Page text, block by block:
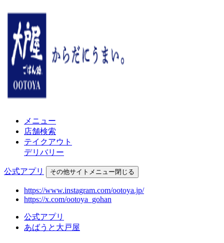
メニュー
店舗検索
テイクアウト
デリバリー
公式アプリ その他サイトメニュー閉じる
https://www.instagram.com/ootoya.jp/
https://x.com/ootoya_gohan
公式アプリ
あばうと大戸屋